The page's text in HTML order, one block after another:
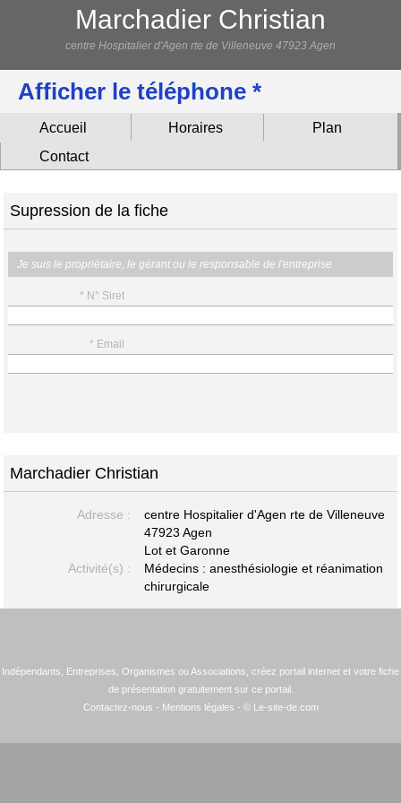
Marchadier Christian
centre Hospitalier d'Agen rte de Villeneuve 47923 Agen
Afficher le téléphone *
Accueil Horaires
Plan
Contact
Supression de la fiche
Je suis le propriétaire, le gérant ou le responsable de l'entreprise
* N° Siret
* Email
Marchadier Christian
Adresse :
centre Hospitalier d'Agen rte de Villeneuve
47923 Agen
Lot et Garonne
Activité(s) :
Médecins : anesthésiologie et réanimation
chirurgicale
Indépendants, Entreprises, Organismes ou Associations, créez portail internet et votre fiche
de présentation gratuitement sur ce portail.
Contactez-nous - Mentions légales - © Le-site-de.com